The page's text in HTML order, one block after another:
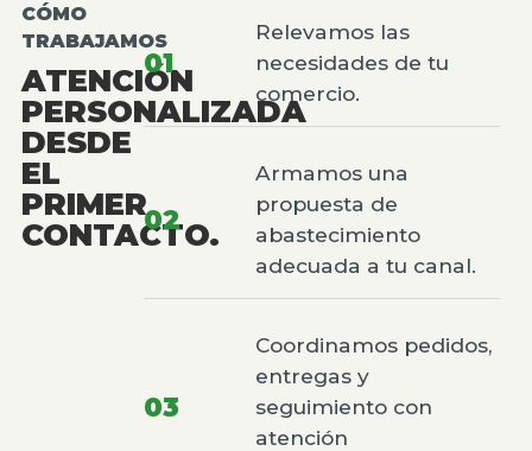
CÓMO
TRABAJAMOS
ATENCIÓN
PERSONALIZADA
DESDE
EL
PRIMER
CONTACTO.
01
Relevamos las
necesidades de tu
comercio.
02
Armamos una
propuesta de
abastecimiento
adecuada a tu canal.
03
Coordinamos pedidos,
entregas y
seguimiento con
atención